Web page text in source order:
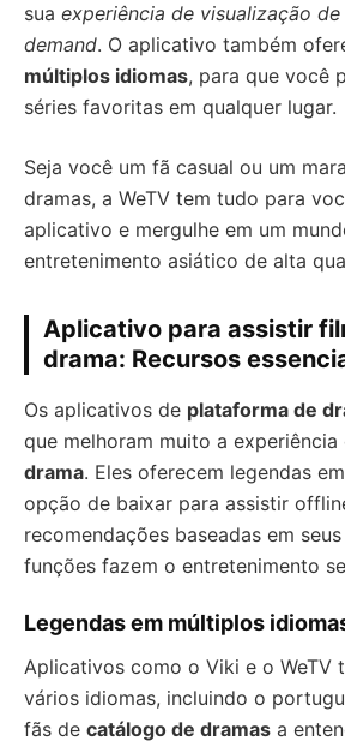
sua experiência de visualização
demand. O aplicativo também
múltiplos idiomas, para que você
séries favoritas em qualquer lugar.
Seja você um fã casual ou um
dramas, a WeTV tem tudo para
aplicativo e mergulhe em um
entretenimento asiático de alta
Aplicativo para assistir
drama: Recursos
Os aplicativos de plataforma de
que melhoram muito a experiência
drama. Eles oferecem legendas
opção de baixar para assistir
recomendações baseadas em
funções fazem o entretenimento
Legendas em múltiplos
Aplicativos como o Viki e o WeTV
vários idiomas, incluindo o
fãs de catálogo de dramas a